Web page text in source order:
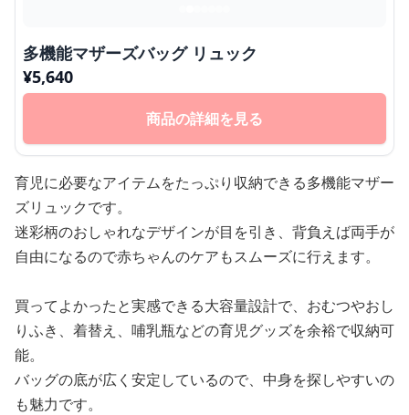
多機能マザーズバッグ リュック
¥5,640
商品の詳細を見る
育児に必要なアイテムをたっぷり収納できる多機能マザー
ズリュックです。
迷彩柄のおしゃれなデザインが目を引き、背負えば両手が
自由になるので赤ちゃんのケアもスムーズに行えます。
買ってよかったと実感できる大容量設計で、おむつやおし
りふき、着替え、哺乳瓶などの育児グッズを余裕で収納可
能。
バッグの底が広く安定しているので、中身を探しやすいの
も魅力です。